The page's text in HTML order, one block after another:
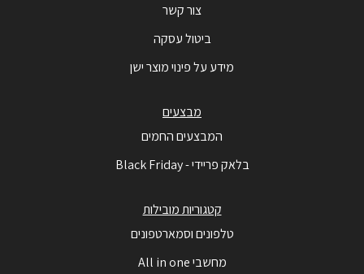
צור קשר
ביטול עסקה
מידע על פינוי מוצר ישן
מבצעים
המבצעים החמים
בלאק פריידי - Black Friday
קטגוריות מובילות
טלפונים וסמארטפונים
מחשבי All in one